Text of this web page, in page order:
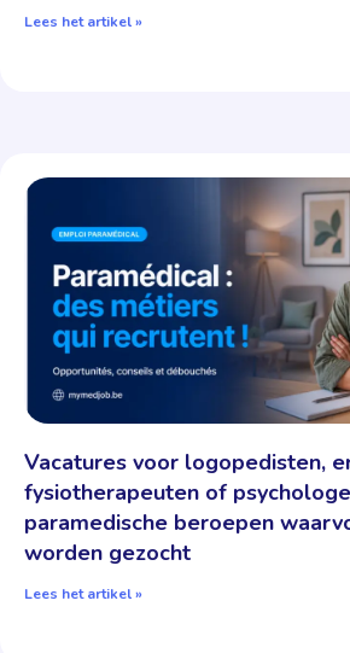
Lees het artikel »
Vacatures voor logopedisten,
fysiotherapeuten of
paramedische beroepen
worden gezocht​
Lees het artikel »